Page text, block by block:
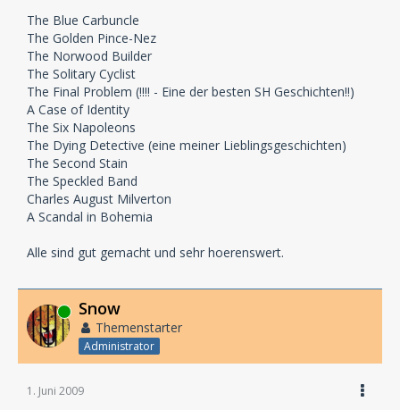
The Blue Carbuncle
The Golden Pince-Nez
The Norwood Builder
The Solitary Cyclist
The Final Problem (!!!! - Eine der besten SH Geschichten!!)
A Case of Identity
The Six Napoleons
The Dying Detective (eine meiner Lieblingsgeschichten)
The Second Stain
The Speckled Band
Charles August Milverton
A Scandal in Bohemia
Alle sind gut gemacht und sehr hoerenswert.
Online Snow
Themenstarter
Administrator
1. Juni 2009